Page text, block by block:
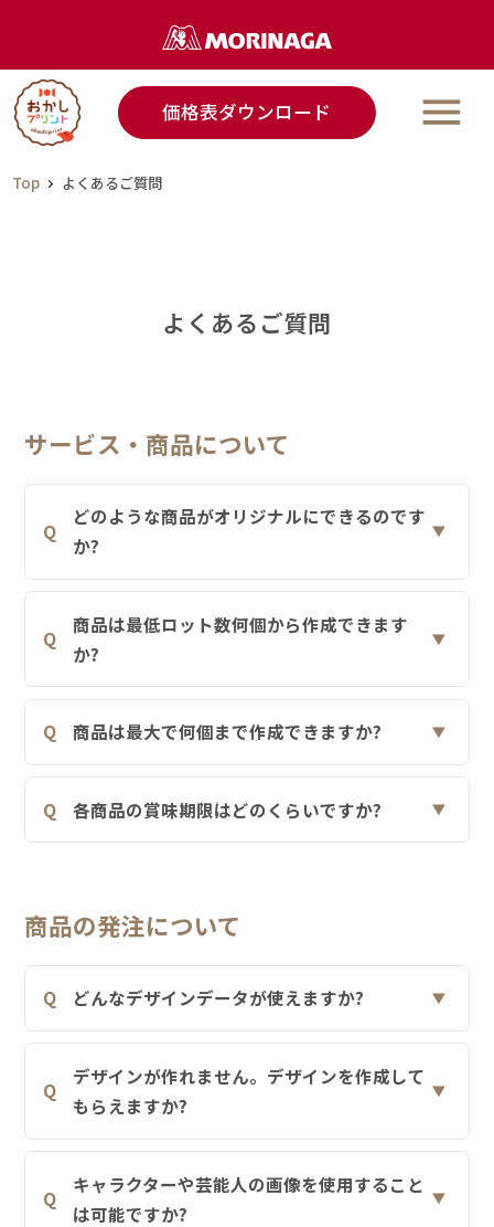
ラインアップ
ご利用事例発信
お見積り・お問い合わせ
価格表ダウンロード
価格表ダウンロード
Top よくあるご質問
よくあるご質問
サービス・商品について
どのような商品がオリジナルにできるのです
か?
商品は最低ロット数何個から作成できます
か?
商品は最大で何個まで作成できますか?
各商品の賞味期限はどのくらいですか?
商品の発注について
どんなデザインデータが使えますか?
デザインが作れません。デザインを作成して
もらえますか?
キャラクターや芸能人の画像を使用すること
は可能ですか?